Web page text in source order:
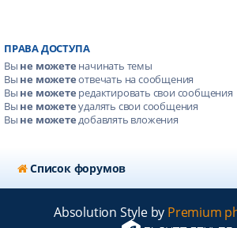
ПРАВА ДОСТУПА
Вы не можете начинать темы
Вы не можетеотвечать на сообщения
Вы не можете редактировать свои сообщения
Вы не можетеудалять свои сообщения
Вы не можетедобавлять вложения
Список форумов
Absolution Style by Premium